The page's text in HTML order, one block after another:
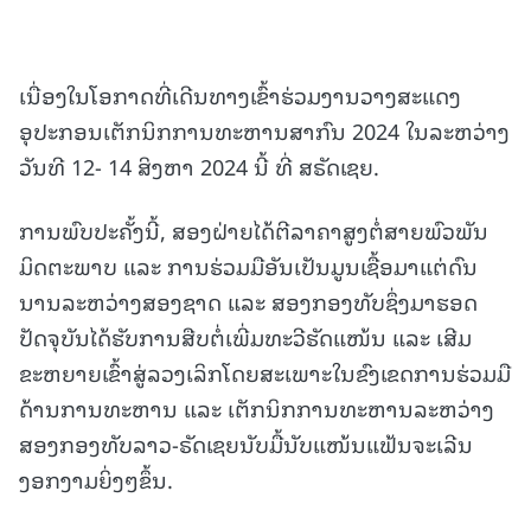
ເນື່ອງໃນໂອກາດທີ່ເດີນທາງເຂົ້າຮ່ວມງານວາງສະແດງ
ອຸປະກອນເຕັກນິກການທະຫານສາກົນ 2024 ໃນລະຫວ່າງ
ວັນທີ 12- 14 ສິງຫາ 2024 ນີ້ ທີ່ ສຣັດເຊຍ.
ການພົບປະຄັ້ງນີ້, ສອງຝ່າຍໄດ້ຕີລາຄາສູງຕໍ່ສາຍພົວພັນ
ມິດຕະພາບ ແລະ ການຮ່ວມມືອັນເປັນມູນເຊື້ອມາແຕ່ດົນ
ນານລະຫວ່າງສອງຊາດ ແລະ ສອງກອງທັບຊຶ່ງມາຮອດ
ປັດຈຸບັນໄດ້ຮັບການສືບຕໍ່ເພີ່ມທະວີຮັດແໜ້ນ ແລະ ເສີມ
ຂະຫຍາຍເຂົ້າສູ່ລວງເລິກໂດຍສະເພາະໃນຂົງເຂດການຮ່ວມມື
ດ້ານການທະຫານ ແລະ ເຕັກນິກການທະຫານລະຫວ່າງ
ສອງກອງທັບລາວ-ຣັດເຊຍນັບມື້ນັບແໜ້ນແຟ້ນຈະເລີນ
ງອກງາມຍິ່ງໆຂຶ້ນ.